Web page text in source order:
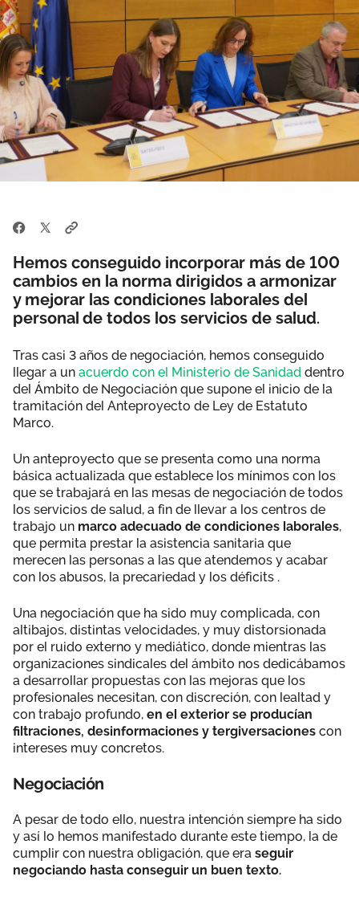
Perspectivas
Vídeos
Documentos
Publicaciones
Área privada
Únete
Hemos conseguido incorporar más de 100
cambios en la norma dirigidos a armonizar
y mejorar las condiciones laborales del
personal de todos los servicios de salud.
Tras casi 3 años de negociación, hemos conseguido
llegar a un acuerdo con el Ministerio de Sanidad dentro
del Ámbito de Negociación que supone el inicio de la
tramitación del Anteproyecto de Ley de Estatuto
Marco.
Un anteproyecto que se presenta como una norma
básica actualizada que establece los mínimos con los
que se trabajará en las mesas de negociación de todos
los servicios de salud, a fin de llevar a los centros de
trabajo un marco adecuado de condiciones laborales,
que permita prestar la asistencia sanitaria que
merecen las personas a las que atendemos y acabar
con los abusos, la precariedad y los déficits .
Una negociación que ha sido muy complicada, con
altibajos, distintas velocidades, y muy distorsionada
por el ruido externo y mediático, donde mientras las
organizaciones sindicales del ámbito nos dedicábamos
a desarrollar propuestas con las mejoras que los
profesionales necesitan, con discreción, con lealtad y
con trabajo profundo, en el exterior se producían
filtraciones, desinformaciones y tergiversaciones con
intereses muy concretos.
Negociación
A pesar de todo ello, nuestra intención siempre ha sido
y así lo hemos manifestado durante este tiempo, la de
cumplir con nuestra obligación, que era seguir
negociando hasta conseguir un buen texto.